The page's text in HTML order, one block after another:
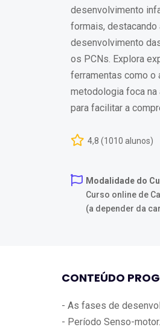
desenvolvimento
formais,
desenvolvimento
os PCNs. Explora
ferramentas como o
metodologia foca
para facilitar a
4,8 (1010 alunos)
Modalidade do
Curso online de
(a depender da
CONTEÚDO
- As fases de
- Período Senso-motor.